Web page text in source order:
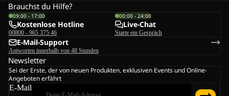
Brauchst du Hilfe?
09:00 - 17:00
Kostenlose Hotline
00800 - 965 375 46
00:00 - 24:00
Live-Chat
Starte ein Gespräch
E-Mail-Support
Antworten innerhalb von 48 Stunden
Newsletter
Sei der Erste, der von neuen Produkten, exklusiven Events und Online-
Angeboten erfährt
E-Mail